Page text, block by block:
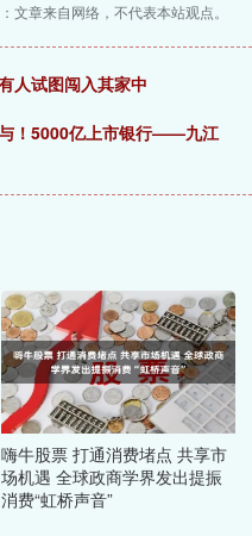
文章来自网络，不代表本站观点。
人试图闯入其家中
！5000亿上市银行——九江
嗨牛股票 打通消费堵点 共享市
场机遇 全球政商学界发出提振
消费“虹桥声音”